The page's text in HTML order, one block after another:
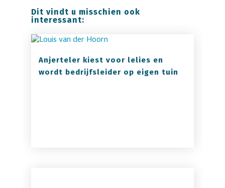
Dit vindt u misschien ook
interessant:
Anjerteler kiest voor lelies en
wordt bedrijfsleider op eigen tuin